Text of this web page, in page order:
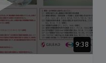
9:38